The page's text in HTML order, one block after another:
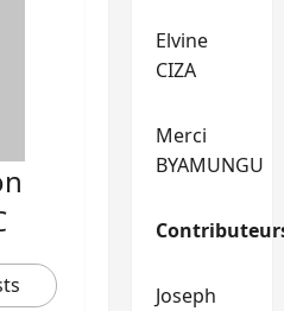
Elvine
CIZA
Merci
BYAMUNGU
Joseph